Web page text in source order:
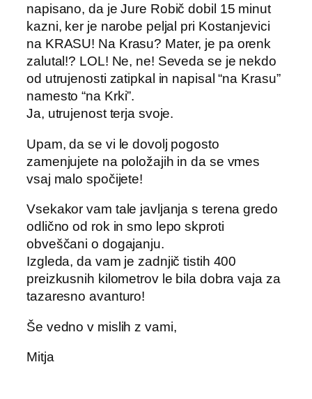
napisano, da je Jure Robič dobil 15 minut
kazni, ker je narobe peljal pri Kostanjevici
na KRASU! Na Krasu? Mater, je pa orenk
zalutal!? LOL! Ne, ne! Seveda se je nekdo
od utrujenosti zatipkal in napisal “na Krasu”
namesto “na Krki”.
Ja, utrujenost terja svoje.
Upam, da se vi le dovolj pogosto
zamenjujete na položajih in da se vmes
vsaj malo spočijete!
Vsekakor vam tale javljanja s terena gredo
odlično od rok in smo lepo skproti
obveščani o dogajanju.
Izgleda, da vam je zadnjič tistih 400
preizkusnih kilometrov le bila dobra vaja za
tazaresno avanturo!
Še vedno v mislih z vami,
Mitja